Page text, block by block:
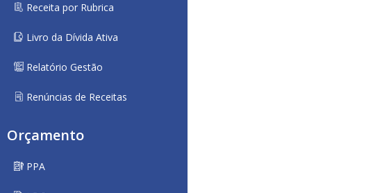
Receita por Rubrica
Livro da Dívida Ativa
Relatório Gestão
Renúncias de Receitas
Orçamento
PPA